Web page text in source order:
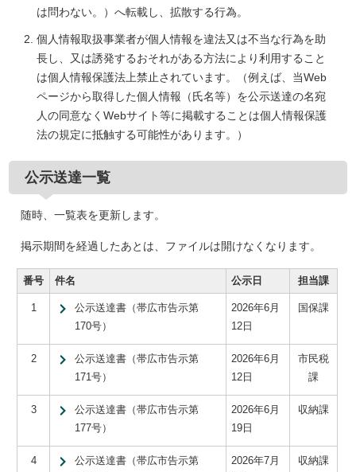
は問わない。）へ転載し、拡散する行為。
個人情報取扱事業者が個人情報を違法又は不当な行為を助
長し、又は誘発するおそれがある方法により利用すること
は個人情報保護法上禁止されています。（例えば、当Web
ページから取得した個人情報（氏名等）を公示送達の名宛
人の同意なくWebサイト等に掲載することは個人情報保護
法の規定に抵触する可能性があります。）
公示送達一覧
随時、一覧表を更新します。
掲示期間を経過したあとは、ファイルは開けなくなります。
番号 件名 公示日 担当課
1
公示送達書（帯広市告示第
170号）
2026年6月
12日
国保課
2
公示送達書（帯広市告示第
171号）
2026年6月
12日
市民税
課
3
公示送達書（帯広市告示第
177号）
2026年6月
19日
収納課
4
公示送達書（帯広市告示第
2026年7月
収納課